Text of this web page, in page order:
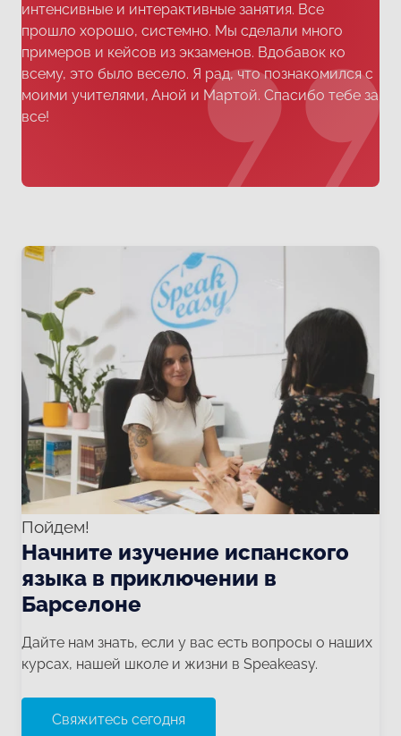
интенсивные и интерактивные занятия. Все
прошло хорошо, системно. Мы сделали много
примеров и кейсов из экзаменов. Вдобавок ко
всему, это было весело. Я рад, что познакомился с
моими учителями, Аной и Мартой. Спасибо тебе за
все!
Пойдем!
Начните изучение испанского
языка в приключении в
Барселоне
Дайте нам знать, если у вас есть вопросы о наших
курсах, нашей школе и жизни в Speakeasy.
Свяжитесь сегодня